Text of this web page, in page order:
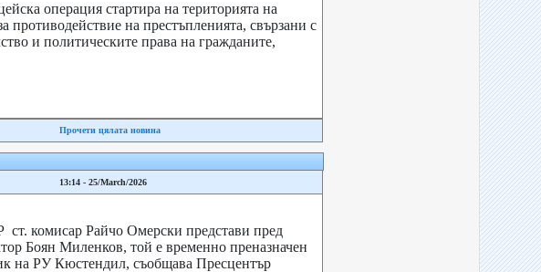
операция стартира на територията на
противодействие на престъпленията, свързани с
и политическите права на гражданите,
Прочети цялата новина
13:14 - 25/March/2026
комисар Райчо Омерски представи пред
Боян Миленков, той е временно преназначен
на РУ Кюстендил, съобщава Пресцентър